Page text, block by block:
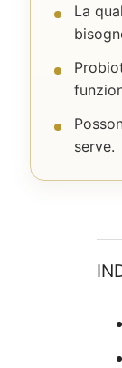
La
serve.